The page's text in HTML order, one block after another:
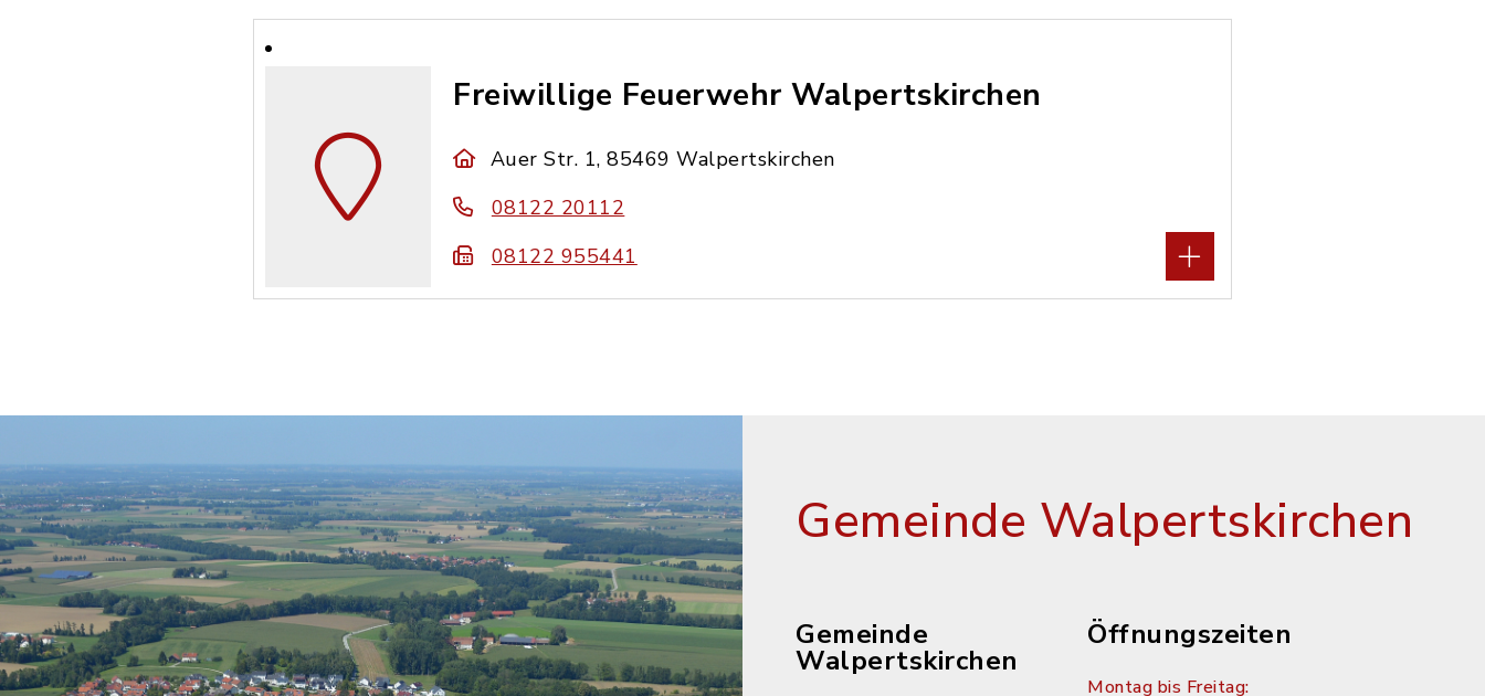
Freiwillige Feuerwehr Walpertskirchen
Auer Str. 1, 85469 Walpertskirchen
08122 20112
08122 955441
Gemeinde Walpertskirchen
Gemeinde
Walpertskirchen
Öffnungszeiten
Montag bis Freitag: